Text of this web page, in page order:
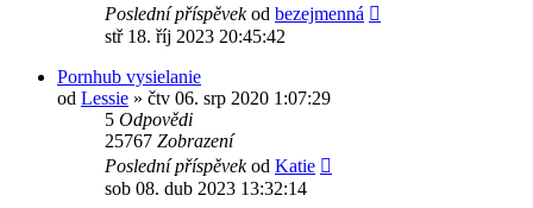
Poslední příspěvekod bezejmenná
stř 18. říj 2023 20:45:42
Pornhub vysielanie
od Lessie » čtv 06. srp 2020 1:07:29
5 Odpovědi
25767 Zobrazení
Poslední příspěvekod Katie
sob 08. dub 2023 13:32:14